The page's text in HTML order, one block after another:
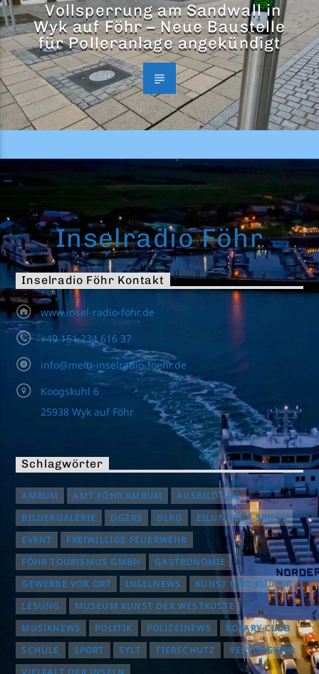
Vollsperrung am Sandwall in
Wyk auf Föhr – Neue Baustelle
für Polleranlage angekündigt
Inselradio Föhr
Inselradio Föhr Kontakt
www.insel-radio-föhr.de
+49 151 234 616 37
info@mein-inselradio-foehr.de
Koogskuhl 6
25938 Wyk auf Föhr
Schlagwörter
AMRUM AMT FÖHR AMRUM
AUSBILDUNG
BILDERGALERIE
DGZRS DLRG
EILUN-FEER-SKUUL
EVENT
FREIWILLIGE FEUERWEHR
FÖHR TOURISMUS GMBH
GASTRONOMIE
GEWERBE VOR ORT
INSELNEWS
KUNST UND KULTUR
LESUNG
MUSEUM KUNST DER WESTKÜSTE
MUSIKNEWS
POLITIK POLIZEINEWS
ROTARY CLUB
SCHULE
SPORT SYLT TIERSCHUTZ
VERSORGUNG